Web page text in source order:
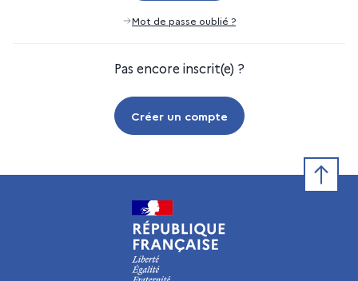
Mot de passe oublié ?
Pas encore inscrit(e) ?
Créer un compte